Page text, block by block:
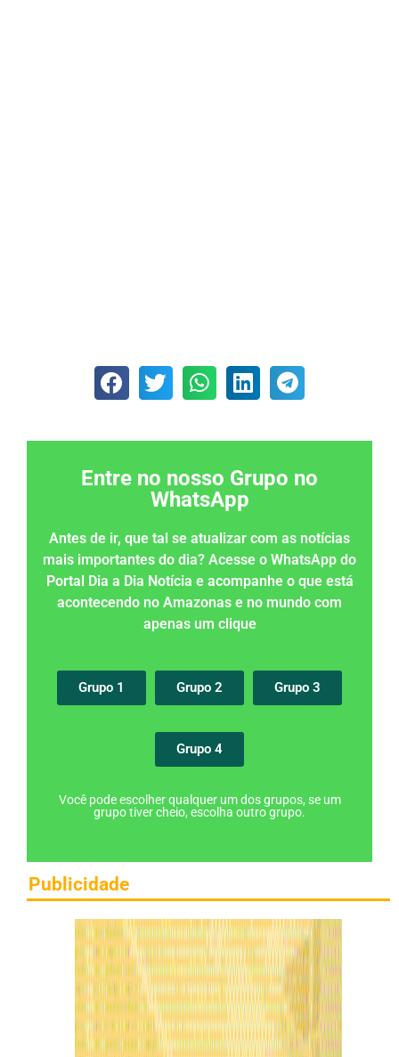
Entre no nosso Grupo no
WhatsApp
Antes de ir, que tal se atualizar com as notícias
mais importantes do dia? Acesse o WhatsApp do
Portal Dia a Dia Notícia e acompanhe o que está
acontecendo no Amazonas e no mundo com
apenas um clique
Grupo 1 Grupo 2 Grupo 3
Grupo 4
Você pode escolher qualquer um dos grupos, se um
grupo tiver cheio, escolha outro grupo.
Publicidade